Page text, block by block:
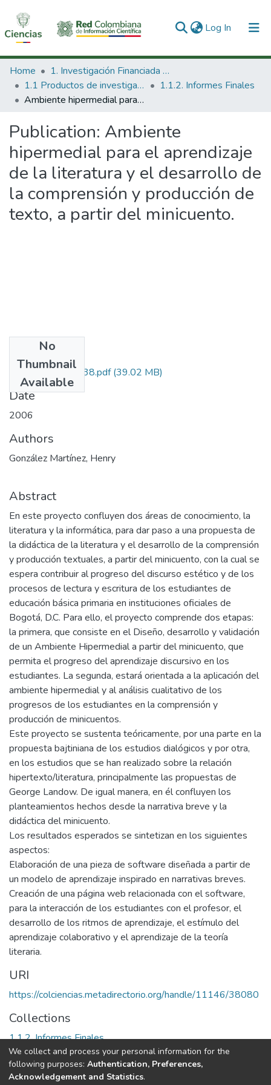
Log In (current)
Communities & Collections
All of DSpace
Home
1. Investigación Financiada con Recursos Públicos
1.1 Productos de investigación
1.1.2. Informes Finales
Ambiente hipermedial para el aprendizaje de la literatura y el desarrollo de la comprensión y producción de texto, a partir del minicuento.
Publication: Ambiente
hipermedial para el aprendizaje
de la literatura y el desarrollo de
la comprensión y producción de
texto, a partir del minicuento.
No
Thumbnail
Available
1108-11-14438.pdf(39.02 MB)
Date
2006
Authors
González Martínez, Henry
Abstract
En este proyecto confluyen dos áreas de conocimiento, la
literatura y la informática, para dar paso a una propuesta de
la didáctica de la literatura y el desarrollo de la comprensión
y producción textuales, a partir del minicuento, con la cual se
espera contribuir al progreso del discurso estético y de los
procesos de lectura y escritura de los estudiantes de
educación básica primaria en instituciones oficiales de
Bogotá, D.C. Para ello, el proyecto comprende dos etapas:
la primera, que consiste en el Diseño, desarrollo y validación
de un Ambiente Hipermedial a partir del minicuento, que
permita el progreso del aprendizaje discursivo en los
estudiantes. La segunda, estará orientada a la aplicación del
ambiente hipermedial y al análisis cualitativo de los
progresos de los estudiantes en la comprensión y
producción de minicuentos.
Este proyecto se sustenta teóricamente, por una parte en la
propuesta bajtiniana de los estudios dialógicos y por otra,
en los estudios que se han realizado sobre la relación
hipertexto/literatura, principalmente las propuestas de
George Landow. De igual manera, en él confluyen los
planteamientos hechos desde la narrativa breve y la
didáctica del minicuento.
Los resultados esperados se sintetizan en los siguientes
aspectos:
Elaboración de una pieza de software diseñada a partir de
un modelo de aprendizaje inspirado en narrativas breves.
Creación de una página web relacionada con el software,
para la interacción de los estudiantes con el profesor, el
desarrollo de los ritmos de aprendizaje, el estímulo del
aprendizaje colaborativo y el aprendizaje de la teoría
literaria.
URI
https://colciencias.metadirectorio.org/handle/11146/38080
Collections
1.1.2. Informes Finales
Full item page
We collect and process your personal information for the
following purposes: Authentication, Preferences,
Acknowledgement and Statistics.